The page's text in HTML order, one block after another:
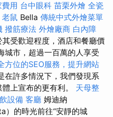
用 台中眼科 苗栗外燴 全瓷
老鼠 Bella 傳統中式外燴菜單
撥筋療法 外燴廠商 白內障
受歡迎程度，酒店和餐廳價
城市，超過一百萬的人享受
方位的SEO服務，提升網站
在許多情況下，我們發現系
上宣布的更有利。 天母整
設備 客廳 姆迪納
）的時光前往“安靜的城